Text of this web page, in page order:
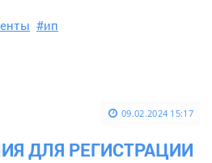
#ип
09.02.2024 15:17
ДЛЯ РЕГИСТРАЦИИ